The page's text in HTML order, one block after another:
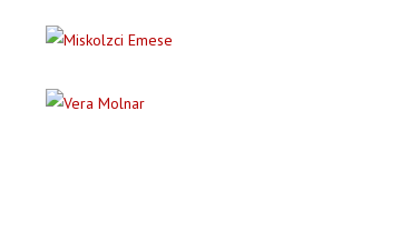
megállóig utazva. A Kolosy térről